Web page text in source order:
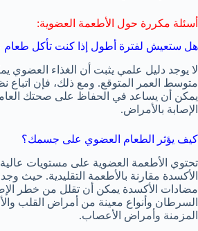
أسئلة مكررة حول الأطعمة العضوية:
هل ستعيش لفترة أطول إذا كنت تأكل طعام
لا يوجد دليل علمي يثبت أن الغذاء العضوي
متوسط العمر المتوقع. ومع ذلك، فإن اتباع
يمكن أن يساعد في الحفاظ على صحتك
الإصابة بالأمراض.
كيف يؤثر الطعام العضوي على جسمك؟
تحتوي الأطعمة العضوية على مستويات
الأكسدة مقارنة بالأطعمة التقليدية. حيث
مضادات الأكسدة يمكن أن تقلل من خطر
السرطان وأنواع معينة من أمراض القلب
المزمنة وأمراض الأعصاب.